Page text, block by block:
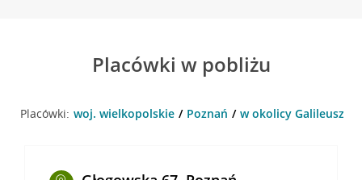
Placówki w pobliżu
Placówki: woj. wielkopolskie Poznań w okolicy Galileusza